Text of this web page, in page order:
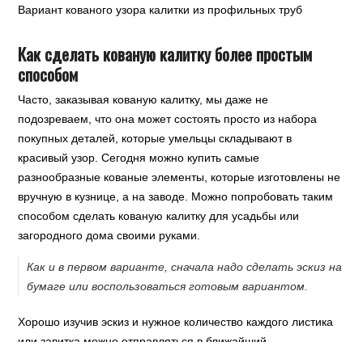
Вариант кованого узора калитки из профильных труб
Как сделать кованую калитку более простым
способом
Часто, заказывая кованую калитку, мы даже не
подозреваем, что она может состоять просто из набора
покупных деталей, которые умельцы складывают в
красивый узор. Сегодня можно купить самые
разнообразные кованые элементы, которые изготовлены не
вручную в кузнице, а на заводе. Можно попробовать таким
способом сделать кованую калитку для усадьбы или
загородного дома своими руками.
Как и в первом варианте, сначала надо сделать эскиз на
бумаге или воспользоваться готовым вариантом.
Хорошо изучив эскиз и нужное количество каждого листика